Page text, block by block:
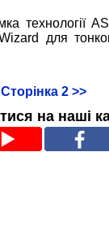
технології
для
Сторінка 2 >>
на наші